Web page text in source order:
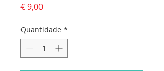
€ 9,00Preço
Quantidade *